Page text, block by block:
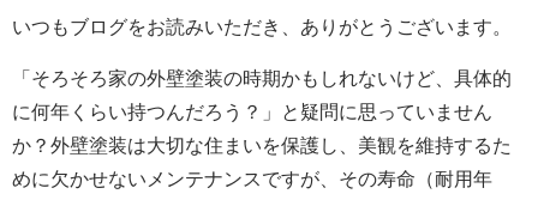
いつもブログをお読みいただき、ありがとうございます。
「そろそろ家の外壁塗装の時期かもしれないけど、具体的
に何年くらい持つんだろう？」と疑問に思っていません
か？外壁塗装は大切な住まいを保護し、美観を維持するた
めに欠かせないメンテナンスですが、その寿命（耐用年